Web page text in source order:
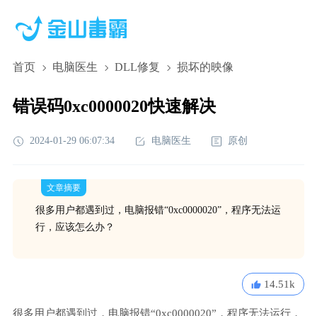
首页 电脑医生 DLL修复 损坏的映像
错误码0xc0000020快速解决
2024-01-29 06:07:34 电脑医生 原创
文章摘要
很多用户都遇到过，电脑报错“0xc0000020”，程序无法运
行，应该怎么办？
14.51k
很多用户都遇到过，电脑报错“0xc0000020”，程序无法运行，